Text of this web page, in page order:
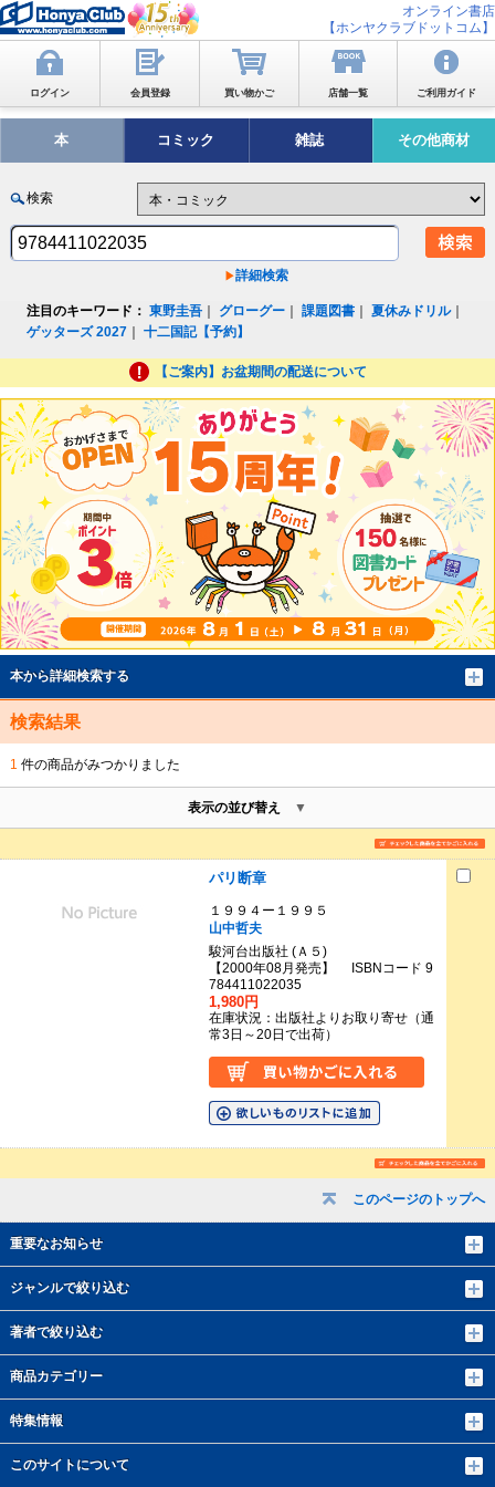
オンライン書店
【ホンヤクラブドットコム】
ログイン 会員登録 買い物かご 店舗一覧 ご利用ガイド
本 コミック 雑誌 その他商材
検索
詳細検索
注目のキーワード： 東野圭吾 グローグー ｜課題図書 ｜夏休みドリル｜
ゲッターズ 2027 ｜十二国記【予約】
【ご案内】お盆期間の配送について
このページのトップへ
重要なお知らせ
ジャンルで絞り込む
著者で絞り込む
商品カテゴリー
特集情報
このサイトについて
本から詳細検索する
検索結果
1 件の商品がみつかりました
表示の並び替え
パリ断章
１９９４ー１９９５
山中哲夫
駿河台出版社 (Ａ５)
【2000年08月発売】 ISBNコード 9
784411022035
1,980円
在庫状況：出版社よりお取り寄せ（通
常3日～20日で出荷）